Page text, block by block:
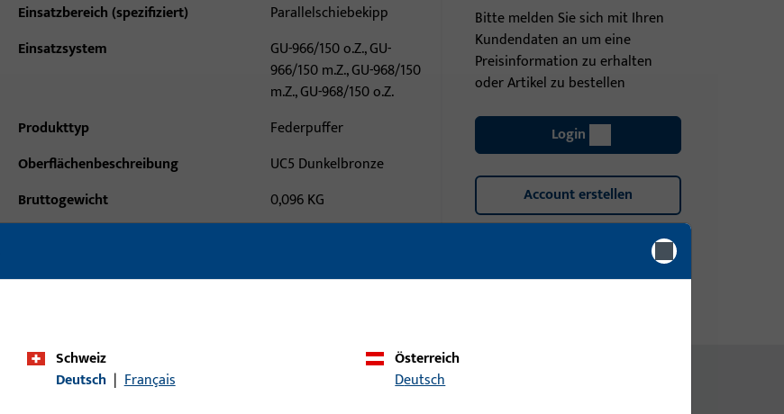
Einsatzbereich (spezifiziert)
Parallelschiebekipp
Einsatzsystem
GU-966/150 o.Z., GU-
966/150 m.Z., GU-968/150
m.Z., GU-968/150 o.Z.
Produkttyp
Federpuffer
Oberflächenbeschreibung
UC5 Dunkelbronze
Bruttogewicht
0,096 KG
Bitte melden Sie sich mit Ihren
Kundendaten an um eine
Preisinformation zu erhalten
oder Artikel zu bestellen
Login
Account erstellen
Schweiz
Deutsch | Français
Österreich
Deutsch